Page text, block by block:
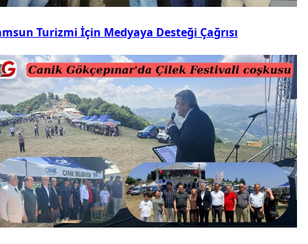
Turizmi İçin Medyaya Desteği Çağrısı